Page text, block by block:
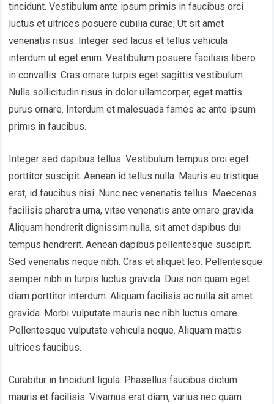
tincidunt. Vestibulum ante ipsum primis in faucibus orci
luctus et ultrices posuere cubilia curae; Ut sit amet
venenatis risus. Integer sed lacus et tellus vehicula
interdum ut eget enim. Vestibulum posuere facilisis libero
in convallis. Cras ornare turpis eget sagittis vestibulum.
Nulla sollicitudin risus in dolor ullamcorper, eget mattis
purus ornare. Interdum et malesuada fames ac ante ipsum
primis in faucibus.
Integer sed dapibus tellus. Vestibulum tempus orci eget
porttitor suscipit. Aenean id tellus nulla. Mauris eu tristique
erat, id faucibus nisi. Nunc nec venenatis tellus. Maecenas
facilisis pharetra urna, vitae venenatis ante ornare gravida.
Aliquam hendrerit dignissim nulla, sit amet dapibus dui
tempus hendrerit. Aenean dapibus pellentesque suscipit.
Sed venenatis neque nibh. Cras et aliquet leo. Pellentesque
semper nibh in turpis luctus gravida. Duis non quam eget
diam porttitor interdum. Aliquam facilisis ac nulla sit amet
gravida. Morbi vulputate mauris nec nibh luctus ornare.
Pellentesque vulputate vehicula neque. Aliquam mattis
ultrices faucibus.
Curabitur in tincidunt ligula. Phasellus faucibus dictum
mauris et facilisis. Vivamus erat diam, varius nec quam